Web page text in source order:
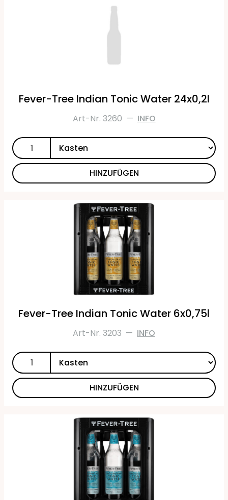
Fever-Tree Indian Tonic Water 24x0,2l
Art-Nr. 3260 — INFO
HINZUFÜGEN
Fever-Tree Indian Tonic Water 6x0,75l
Art-Nr. 3203 — INFO
HINZUFÜGEN